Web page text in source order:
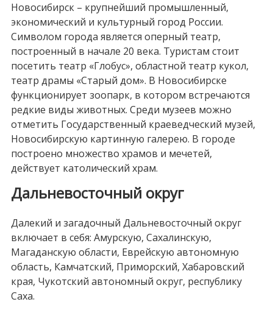
Новосибирск – крупнейший промышленный,
экономический и культурный город России.
Символом города является оперный театр,
построенный в начале 20 века. Туристам стоит
посетить театр «Глобус», областной театр кукол,
театр драмы «Старый дом». В Новосибирске
функционирует зоопарк, в котором встречаются
редкие виды животных. Среди музеев можно
отметить Государственный краеведческий музей,
Новосибирскую картинную галерею. В городе
построено множество храмов и мечетей,
действует католический храм.
Дальневосточный округ
Далекий и загадочный Дальневосточный округ
включает в себя: Амурскую, Сахалинскую,
Магаданскую области, Еврейскую автономную
область, Камчатский, Приморский, Хабаровский
края, Чукотский автономный округ, республику
Саха.